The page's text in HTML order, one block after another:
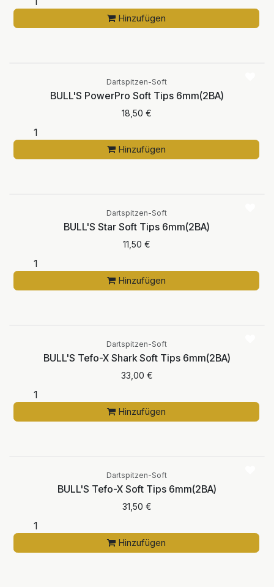
Hinzufügen
Dartspitzen-Soft
BULL'S PowerPro Soft Tips 6mm(2BA)
18,50 €
Hinzufügen
Dartspitzen-Soft
BULL'S Star Soft Tips 6mm(2BA)
11,50 €
Hinzufügen
Dartspitzen-Soft
BULL'S Tefo-X Shark Soft Tips 6mm(2BA)
33,00 €
Hinzufügen
Dartspitzen-Soft
BULL'S Tefo-X Soft Tips 6mm(2BA)
31,50 €
Hinzufügen